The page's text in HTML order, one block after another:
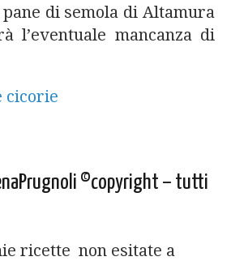
di semola di Altamura
l’eventuale mancanza di
©copyright – tutti
ricette non esitate a